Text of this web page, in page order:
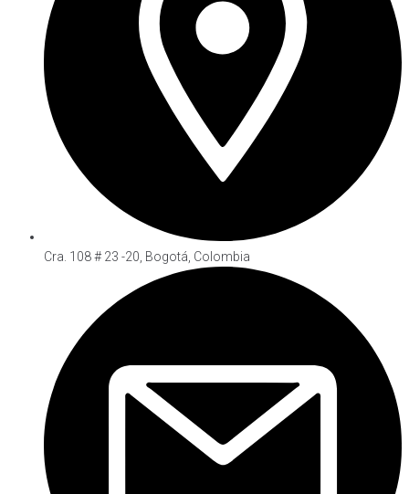
Cra. 108 # 23 -20, Bogotá, Colombia